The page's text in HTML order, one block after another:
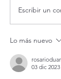
vivo.
Escribir un
Lo más nuevo
03 dic 2023